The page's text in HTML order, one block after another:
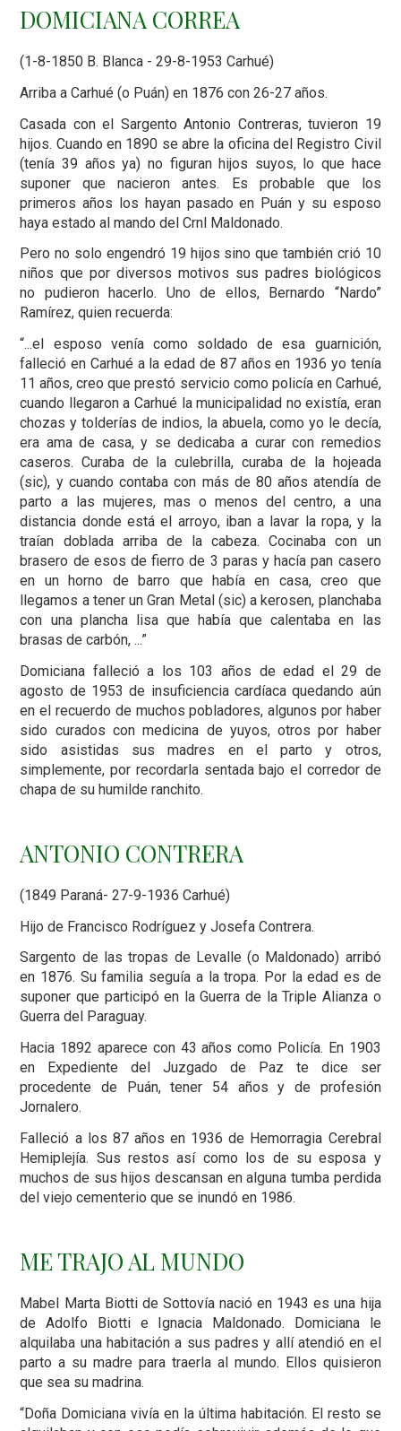
DOMICIANA CORREA
(1-8-1850 B. Blanca - 29-8-1953 Carhué)
Arriba a Carhué (o Puán) en 1876 con 26-27 años.
Casada con el Sargento Antonio Contreras, tuvieron 19
hijos. Cuando en 1890 se abre la oficina del Registro Civil
(tenía 39 años ya) no figuran hijos suyos, lo que hace
suponer que nacieron antes. Es probable que los
primeros años los hayan pasado en Puán y su esposo
haya estado al mando del Crnl Maldonado.
Pero no solo engendró 19 hijos sino que también crió 10
niños que por diversos motivos sus padres biológicos
no pudieron hacerlo. Uno de ellos, Bernardo “Nardo”
Ramírez, quien recuerda:
“...el esposo venía como soldado de esa guarnición,
falleció en Carhué a la edad de 87 años en 1936 yo tenía
11 años, creo que prestó servicio como policía en Carhué,
cuando llegaron a Carhué la municipalidad no existía, eran
chozas y tolderías de indios, la abuela, como yo le decía,
era ama de casa, y se dedicaba a curar con remedios
caseros. Curaba de la culebrilla, curaba de la hojeada
(sic), y cuando contaba con más de 80 años atendía de
parto a las mujeres, mas o menos del centro, a una
distancia donde está el arroyo, iban a lavar la ropa, y la
traían doblada arriba de la cabeza. Cocinaba con un
brasero de esos de fierro de 3 paras y hacía pan casero
en un horno de barro que había en casa, creo que
llegamos a tener un Gran Metal (sic) a kerosen, planchaba
con una plancha lisa que había que calentaba en las
brasas de carbón, ...”
Domiciana falleció a los 103 años de edad el 29 de
agosto de 1953 de insuficiencia cardíaca quedando aún
en el recuerdo de muchos pobladores, algunos por haber
sido curados con medicina de yuyos, otros por haber
sido asistidas sus madres en el parto y otros,
simplemente, por recordarla sentada bajo el corredor de
chapa de su humilde ranchito.
ANTONIO CONTRERA
(1849 Paraná- 27-9-1936 Carhué)
Hijo de Francisco Rodríguez y Josefa Contrera.
Sargento de las tropas de Levalle (o Maldonado) arribó
en 1876. Su familia seguía a la tropa. Por la edad es de
suponer que participó en la Guerra de la Triple Alianza o
Guerra del Paraguay.
Hacia 1892 aparece con 43 años como Policía. En 1903
en Expediente del Juzgado de Paz te dice ser
procedente de Puán, tener 54 años y de profesión
Jornalero.
Falleció a los 87 años en 1936 de Hemorragia Cerebral
Hemiplejía. Sus restos así como los de su esposa y
muchos de sus hijos descansan en alguna tumba perdida
del viejo cementerio que se inundó en 1986.
ME TRAJO AL MUNDO
Mabel Marta Biotti de Sottovía nació en 1943 es una hija
de Adolfo Biotti e Ignacia Maldonado. Domiciana le
alquilaba una habitación a sus padres y allí atendió en el
parto a su madre para traerla al mundo. Ellos quisieron
que sea su madrina.
“Doña Domiciana vivía en la última habitación. El resto se